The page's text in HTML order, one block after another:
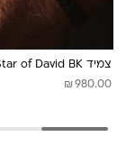
צמיד Star of David BK
₪ 980.00